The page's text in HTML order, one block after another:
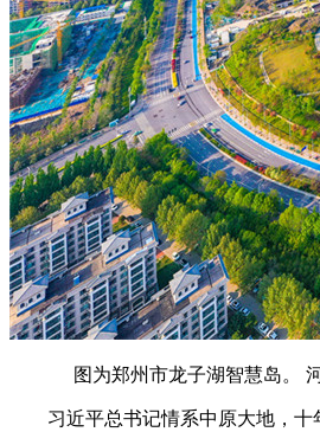
图为郑州市龙子湖智慧岛。
习近平总书记情系中原大地，十